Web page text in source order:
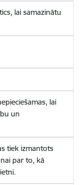
lai samazinātu
lai
un
tiek izmantots
par to, kā